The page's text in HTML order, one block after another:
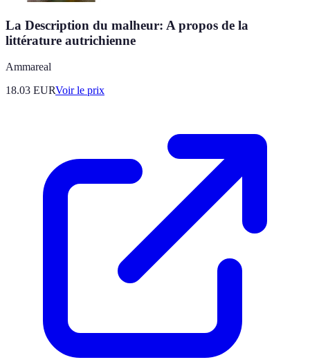
La Description du malheur: A propos de la
littérature autrichienne
Ammareal
18.03 EURVoir le prix